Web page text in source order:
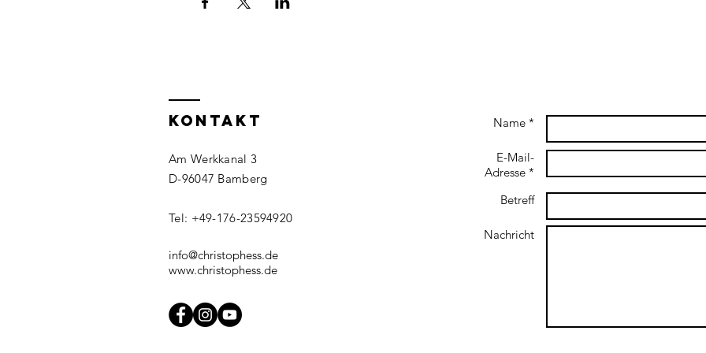
KontaKt
Am Werkkanal 3
D-96047 Bamberg
Tel: +49-176-23594920
info@christophess.de
www.christophess.de
Name *
E-Mail-
Adresse *
Betreff
Nachricht